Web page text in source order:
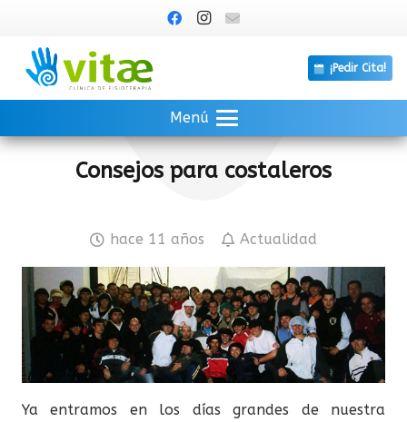
¡Pedir Cita!
Menú
Consejos para costaleros
hace 11 años Actualidad
Ya entramos en los días grandes de nuestra